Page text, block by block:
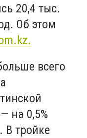
20,4 тыс.
Об этом
всего
на 0,5%
В тройке